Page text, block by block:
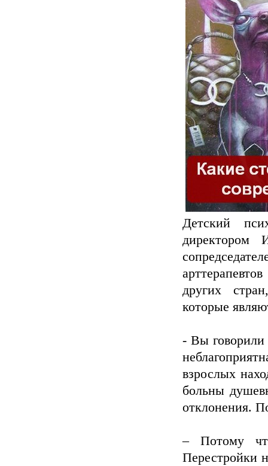
Детский
директором
других
которые
- Вы говорили
взрослых
больны
отклонения.
– Потому
Перестройки